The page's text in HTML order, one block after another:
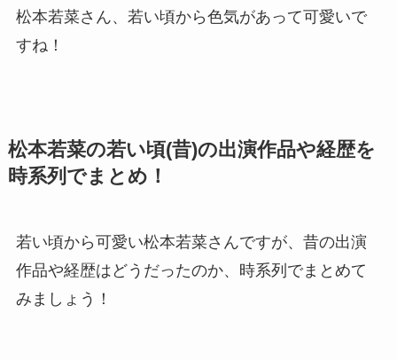
松本若菜さん、若い頃から色気があって可愛いで
すね！
松本若菜の若い頃(昔)の出演作品や経歴を
時系列でまとめ！
若い頃から可愛い松本若菜さんですが、昔の出演
作品や経歴はどうだったのか、時系列でまとめて
みましょう！